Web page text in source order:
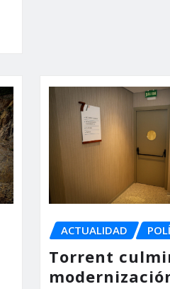
ACTUALIDAD
Torrent